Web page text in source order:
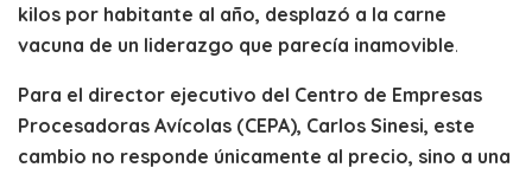
kilos por habitante al año, desplazó a la carne
vacuna de un liderazgo que parecía inamovible.
Para el director ejecutivo del Centro de Empresas
Procesadoras Avícolas (CEPA), Carlos Sinesi, este
cambio no responde únicamente al precio, sino a una